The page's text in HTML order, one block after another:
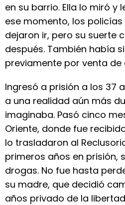
en su barrio. Ella lo miró y
ese momento, los
dejaron ir, pero su suerte
después. También había
previamente por venta de
Ingresó a prisión a los 37
a una realidad aún más
imaginaba. Pasó cinco
Oriente, donde fue
lo trasladaron al
primeros años en prisión,
drogas. No fue hasta
su madre, que decidió
años privado de la